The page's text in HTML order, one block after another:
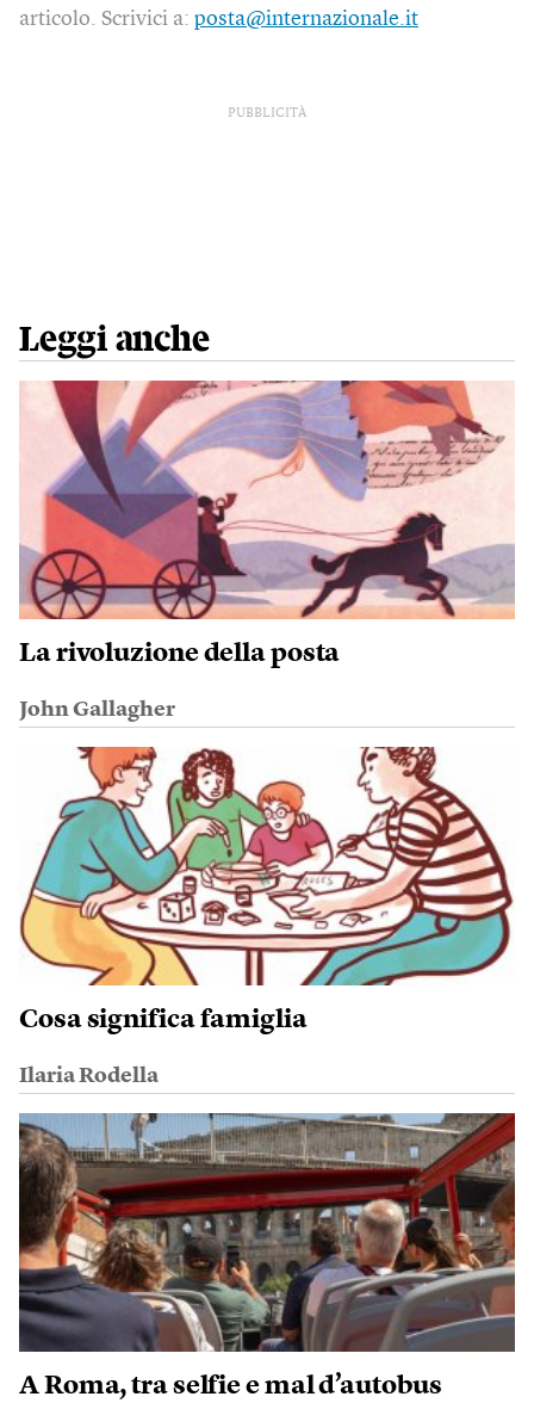
articolo. Scrivici a: posta@internazionale.it
PUBBLICITÀ
Leggi anche
La rivoluzione della posta
John Gallagher
Cosa significa famiglia
Ilaria Rodella
A Roma, tra selfie e mal d’autobus